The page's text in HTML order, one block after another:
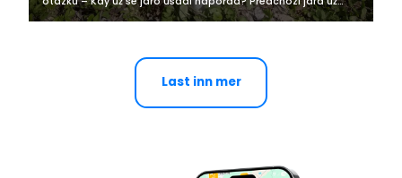
touto dobou bylo na celodenní posedávání venku a nyní se
ani bez bundy nevypravím...
Last inn mer